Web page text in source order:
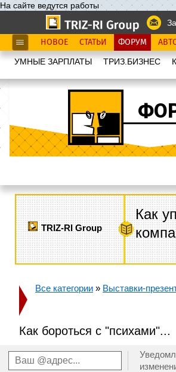
На сайте ведутся работы
НОВОЕ СТАТЬИ ФОРУМ
УМНЫЕ ЗАРПЛАТЫ ТРИЗ.БИЗНЕС
TRIZ-RI Group
Как
Все категории » Выставки-
Как бороться с "психами"...